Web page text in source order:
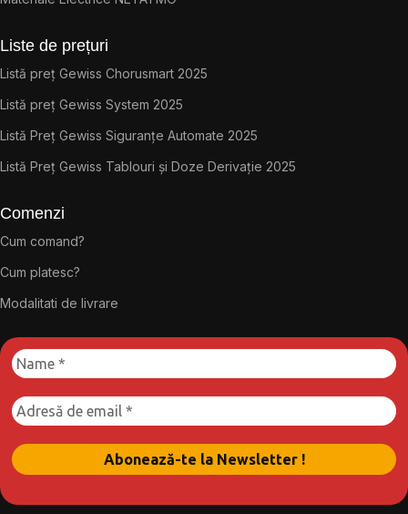
Liste de prețuri
Listă preț Gewiss Chorusmart 2025
Listă preț Gewiss System 2025
Listă Preț Gewiss Siguranțe Automate 2025
Listă Preț Gewiss Tablouri și Doze Derivație 2025
Comenzi
Cum comand?
Cum platesc?
Modalitati de livrare